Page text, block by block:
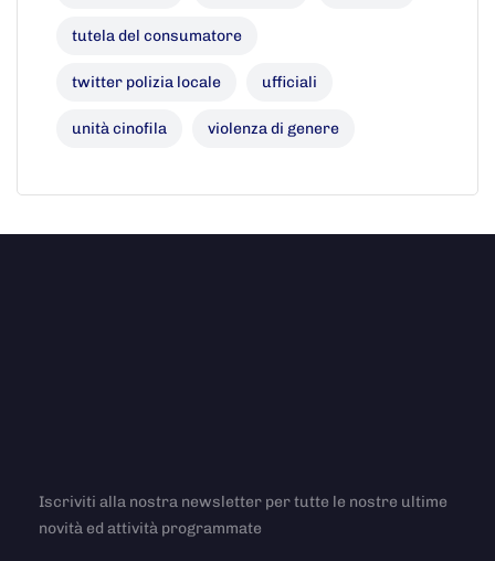
tutela del consumatore
twitter polizia locale ufficiali
unità cinofila violenza di genere
Iscriviti alla nostra newsletter per tutte le nostre ultime
novità ed attività programmate